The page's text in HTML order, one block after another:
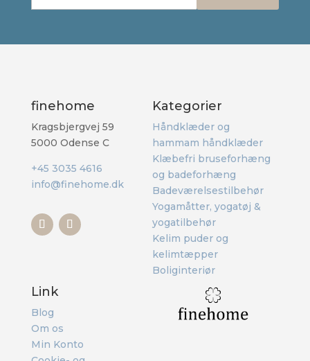
finehome
Kragsbjergvej 59
5000 Odense C
+45 3035 4616
info@finehome.dk
Kategorier
Håndklæder og
hammam håndklæder
Klæbefri bruseforhæng
og badeforhæng
Badeværelsestilbehør
Yogamåtter, yogatøj &
yogatilbehør
Kelim puder og
kelimtæpper
Boliginteriør
Link
Blog
Om os
Min Konto